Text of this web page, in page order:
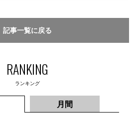
記事一覧に戻る
RANKING
ランキング
月間